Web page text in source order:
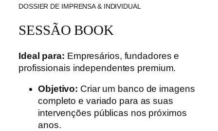
DOSSIER DE IMPRENSA & INDIVIDUAL
SESSÃO BOOK
Ideal para: Empresários, fundadores e
profissionais independentes premium.
Objetivo: Criar um banco de imagens
completo e variado para as suas
intervenções públicas nos próximos
anos.